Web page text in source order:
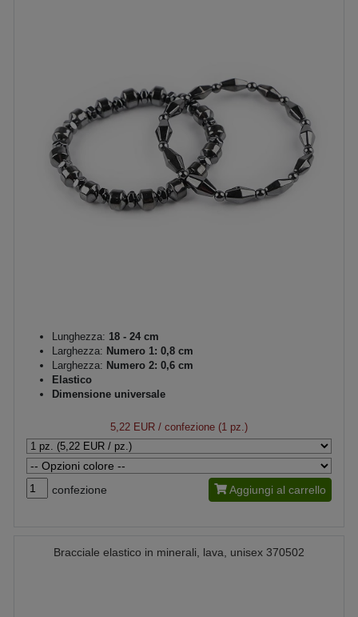
Lunghezza: 18 - 24 cm
Larghezza: Numero 1: 0,8 cm
Larghezza: Numero 2: 0,6 cm
Elastico
Dimensione universale
5,22 EUR / confezione (1 pz.)
confezione Aggiungi al carrello
Bracciale elastico in minerali, lava, unisex 370502